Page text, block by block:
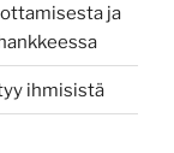
ja
ihmisistä